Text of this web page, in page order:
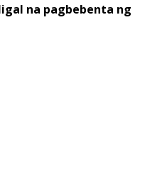
na pagbebenta ng